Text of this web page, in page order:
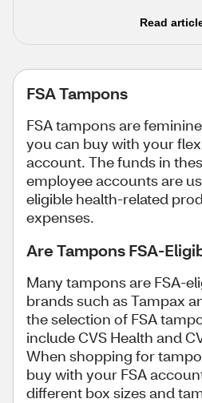
Read
FSA Tampons
FSA tampons are
you can buy with your
account. The funds in
employee accounts are
eligible health-related
expenses.
Are Tampons FSA-
Many tampons are FSA-
brands such as Tampax
the selection of FSA
include CVS Health and
When shopping for
buy with your FSA
different box sizes and